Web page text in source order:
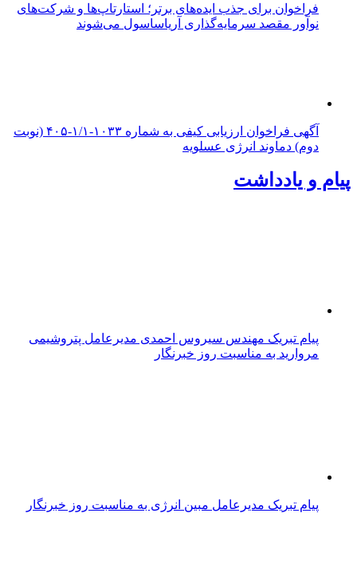
فراخوان برای جذب ایده‌های برتر؛ استارتاپ‌ها و شرکت‌های
نوآور مقصد سرما‌یه‌گذاری آریاساسول می‌شوند
آگهی فراخوان ارزیابی کیفی به شماره ۱۰۳۳-۱/۱-۴۰۵ (نوبت
دوم) دماوند انرژی عسلویه
پیام و یادداشت
پیام تبریک مهندس سیروس احمدی مدیرعامل پتروشیمی
مروارید به مناسبت روز خبرنگار
پیام تبریک مدیرعامل مبین انرژی به مناسبت روز خبرنگار